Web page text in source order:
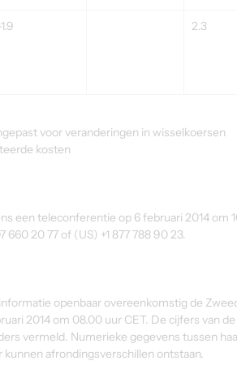
2.3
voor veranderingen in wisselkoersen
kosten
een teleconferentie op 6 februari 2014 om
660 20 77 of (US) +1 877 788 90 23.
openbaar overeenkomstig de
2014 om 08.00 uur CET. De cijfers van
vermeld. Numerieke gegevens tussen
afrondingsverschillen ontstaan.